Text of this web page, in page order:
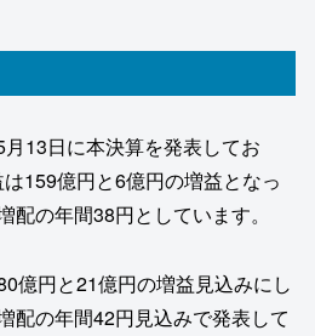
13日に本決算を発表してお
159億円と6億円の増益となっ
の年間38円としています。
億円と21億円の増益見込みにし
配の年間42円見込みで発表して